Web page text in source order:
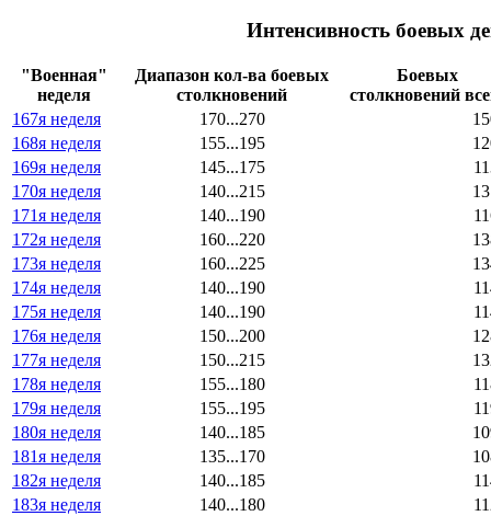
Интенсивность боевых
"Военная"
неделя
Диапазон кол-ва боевых
столкновений
Боевых
столкновений
167я неделя
170...270
168я неделя
155...195
169я неделя
145...175
170я неделя
140...215
171я неделя
140...190
172я неделя
160...220
173я неделя
160...225
174я неделя
140...190
175я неделя
140...190
176я неделя
150...200
177я неделя
150...215
178я неделя
155...180
179я неделя
155...195
180я неделя
140...185
181я неделя
135...170
182я неделя
140...185
183я неделя
140...180